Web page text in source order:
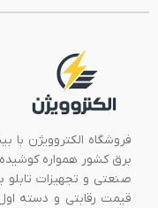
فروشگاه الکتروویژن
برق کشور همواره
صنعتی و تجهیزات تابلو
قیمت رقابتی و دسته